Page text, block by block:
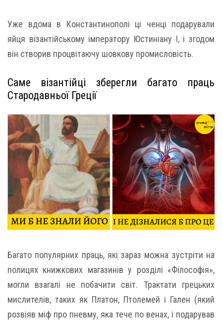
Уже вдома в Константинополі ці ченці подарували
яйця візантійському імператору Юстиніану I, і згодом
він створив процвітаючу шовкову промисловість.
Саме візантійці зберегли багато праць
Стародавньої Греції
Багато популярних праць, які зараз можна зустріти на
полицях книжкових магазинів у розділі «Філософія»,
могли взагалі не побачити світ. Трактати грецьких
мислителів, таких як Платон, Птолемей і Гален (який
розвіяв міф про пневму, яка тече по венах, і подарував